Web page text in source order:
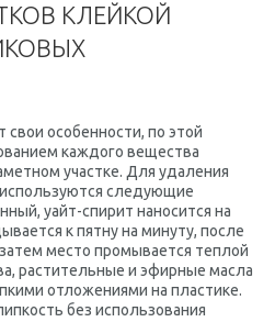
КЛЕЙКОЙ
особенности, по этой
каждого вещества
участке. Для удаления
следующие
уайт-спирит наносится на
к пятну на минуту, после
затем место промывается теплой
растительные и эфирные масла
отложениями на пластике.
без использования